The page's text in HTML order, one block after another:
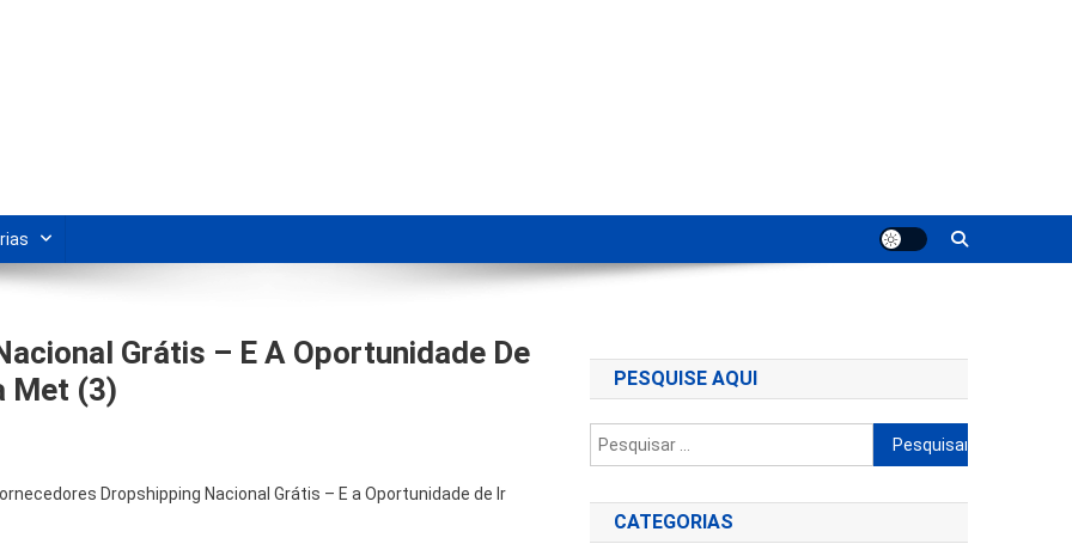
Grátis – E A Oportunidade De
Met (3)
Dropshipping Nacional Grátis – E a Oportunidade de Ir
PESQUISE AQUI
Pesquisar
por:
CATEGORIAS